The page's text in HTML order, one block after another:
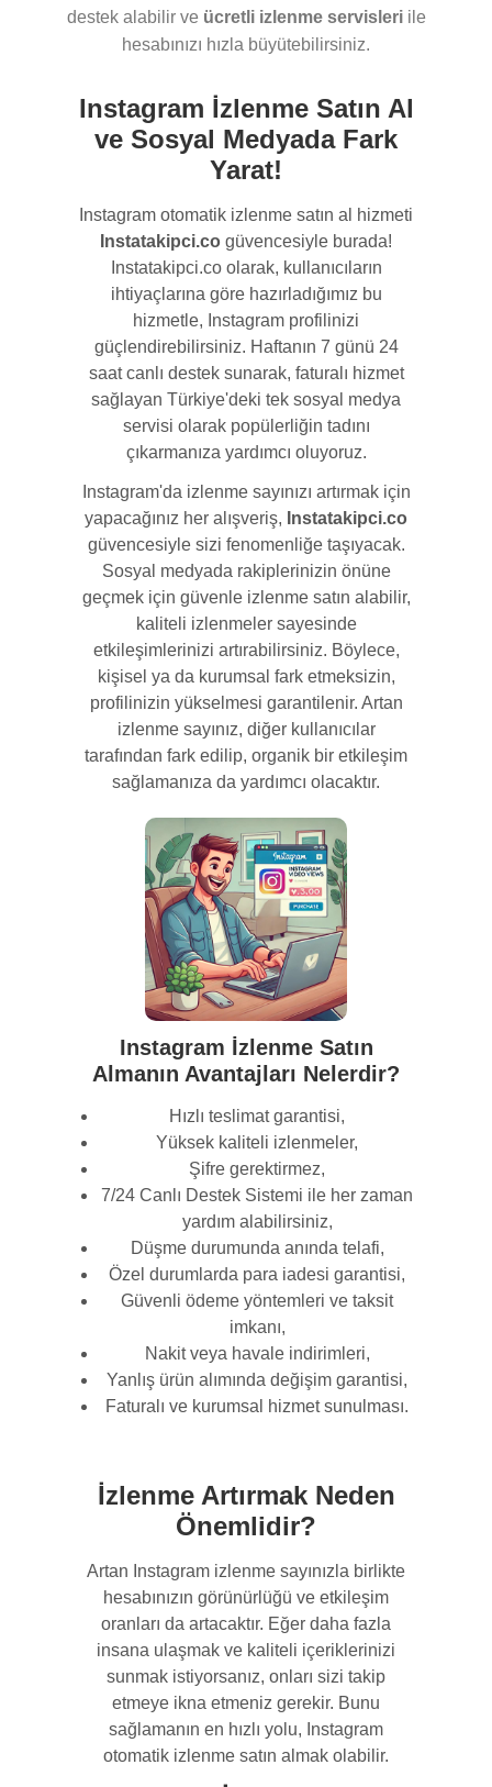
destek alabilir ve ücretli izlenme servisleriile
hesabınızı hızla büyütebilirsiniz.
Instagram İzlenme Satın Al
ve Sosyal Medyada Fark
Yarat!
Instagram otomatik izlenme satın al hizmeti
Instatakipci.co güvencesiyle burada!
Instatakipci.co olarak, kullanıcıların
ihtiyaçlarına göre hazırladığımız bu
hizmetle, Instagram profilinizi
güçlendirebilirsiniz. Haftanın 7 günü 24
saat canlı destek sunarak, faturalı hizmet
sağlayan Türkiye'deki tek sosyal medya
servisi olarak popülerliğin tadını
çıkarmanıza yardımcı oluyoruz.
Instagram'da izlenme sayınızı artırmak için
yapacağınız her alışveriş, Instatakipci.co
güvencesiyle sizi fenomenliğe taşıyacak.
Sosyal medyada rakiplerinizin önüne
geçmek için güvenle izlenme satın alabilir,
kaliteli izlenmeler sayesinde
etkileşimlerinizi artırabilirsiniz. Böylece,
kişisel ya da kurumsal fark etmeksizin,
profilinizin yükselmesi garantilenir. Artan
izlenme sayınız, diğer kullanıcılar
tarafından fark edilip, organik bir etkileşim
sağlamanıza da yardımcı olacaktır.
Instagram İzlenme Satın
Almanın Avantajları Nelerdir?
Hızlı teslimat garantisi,
Yüksek kaliteli izlenmeler,
Şifre gerektirmez,
7/24 Canlı Destek Sistemi ile her zaman
yardım alabilirsiniz,
Düşme durumunda anında telafi,
Özel durumlarda para iadesi garantisi,
Güvenli ödeme yöntemleri ve taksit
imkanı,
Nakit veya havale indirimleri,
Yanlış ürün alımında değişim garantisi,
Faturalı ve kurumsal hizmet sunulması.
İzlenme Artırmak Neden
Önemlidir?
Artan Instagram izlenme sayınızla birlikte
hesabınızın görünürlüğü ve etkileşim
oranları da artacaktır. Eğer daha fazla
insana ulaşmak ve kaliteli içeriklerinizi
sunmak istiyorsanız, onları sizi takip
etmeye ikna etmeniz gerekir. Bunu
sağlamanın en hızlı yolu, Instagram
otomatik izlenme satın almak olabilir.